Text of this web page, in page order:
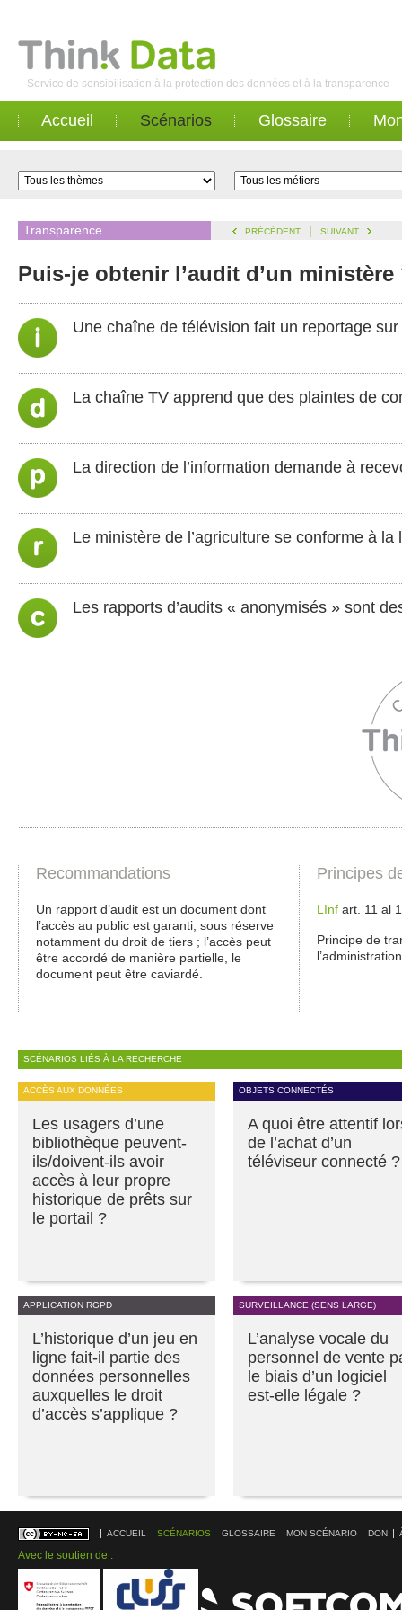
Service de sensibilisation à la protection des données et à la transparence
Accueil Scénarios Glossaire
Transparence PRÉCÉDENT | SUIVANT
Puis-je obtenir l’audit d’un ministère
Une chaîne de télévision fait un reportage
La chaîne TV apprend que des plaintes de
La direction de l’information demande à
Le ministère de l’agriculture se conforme à
Les rapports d’audits « anonymisés » sont
Recommandations
Un rapport d’audit est un document dont
l’accès au public est garanti, sous réserve
notamment du droit de tiers ; l’accès peut
être accordé de manière partielle, le
document peut être caviardé.
Principes
LInf art. 11 al
Principe de
l’administration
SCÉNARIOS LIÉS À LA RECHERCHE
ACCÈS AUX DONNÉES
Les usagers d’une
bibliothèque peuvent-
ils/doivent-ils avoir
accès à leur propre
historique de prêts sur
le portail ?
OBJETS CONNECTÉS
A quoi être attentif
de l’achat d’un
téléviseur connecté ?
APPLICATION RGPD
L’historique d’un jeu en
ligne fait-il partie des
données personnelles
auxquelles le droit
d’accès s’applique ?
SURVEILLANCE (SENS LARGE)
L’analyse vocale du
personnel de vente
le biais d’un logiciel
est-elle légale ?
ACCUEIL SCÉNARIOS GLOSSAIRE MON SCÉNARIO DON
Avec le soutien de :